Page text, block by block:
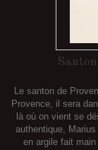
Le santon de
Provence, il sera
là où on vient se
authentique,
en argile fait